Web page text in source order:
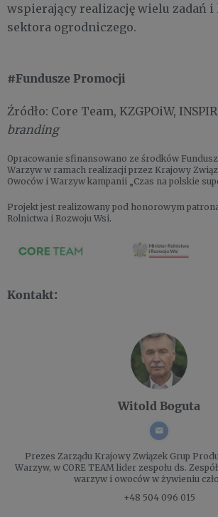
wspierający realizację wielu zadań
sektora ogrodniczego.
#Fundusze Promocji
Źródło: Core Team, KZGPOiW,
branding
Opracowanie sfinansowano ze środków
Warzyw w ramach realizacji przez Krajowy
Owoców i Warzyw kampanii „Czas na polskie
Projekt jest realizowany pod honorowym
Rolnictwa i Rozwoju Wsi.
Kontakt:
Witold Boguta
Prezes Zarządu Krajowy Związek Grup
Warzyw, w CORE TEAM lider zespołu ds.
warzyw i owoców w żywieniu
+48 504 096 015